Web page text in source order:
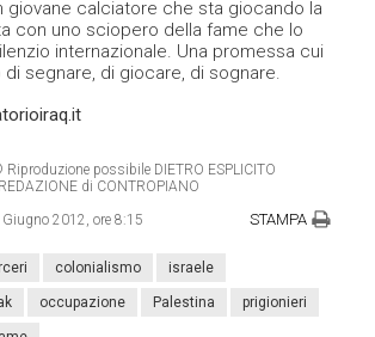
giovane calciatore che sta giocando la
con uno sciopero della fame che lo
internazionale. Una promessa cui
segnare, di giocare, di sognare.
Riproduzione possibile DIETRO ESPLICITO
di CONTROPIANO
Giugno 2012, ore 8:15 STAMPA
colonialismo israele
occupazione Palestina prigionieri